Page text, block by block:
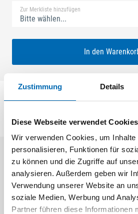
Zustimmung Details
Diese Webseite verwendet Cookies
Wir verwenden Cookies, um Inhalte
personalisieren, Funktionen für
zu können und die Zugriffe auf
analysieren. Außerdem geben wir
Verwendung unserer Website an
soziale Medien, Werbung und
Partner führen diese Informationen
Zur Merkliste hinzufügen
Bitte wählen...
In den
Aktuelle Angebote